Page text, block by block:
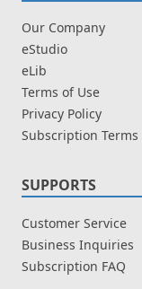
Our Company
eStudio
eLib
Terms of Use
Privacy Policy
Subscription Terms
SUPPORTS
Customer Service
Business Inquiries
Subscription FAQ